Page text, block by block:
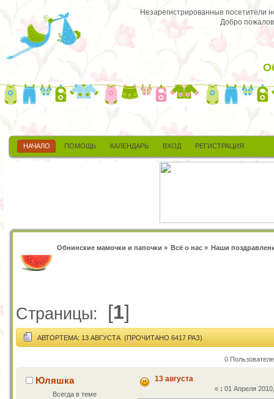
Незарегистрированные посетители
Добро
НАЧАЛО ПОМОЩЬ КАЛЕНДАРЬ ВХОД РЕГИСТРАЦИЯ
Обнинские мамочки и папочки » Всё о нас» Наши
Страницы: [1]
АВТОРТЕМА: 13 АВГУСТА (ПРОЧИТАНО 6417 РАЗ)
0
Юляшка
Всегда в теме
13 августа
« : 01 Апреля